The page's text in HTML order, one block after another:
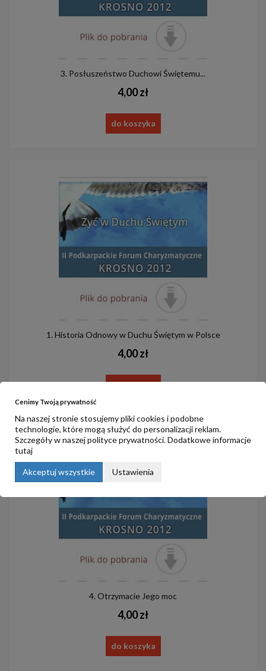
3. Posłuszeństwo Duchowi Świętemu...
4,00 zł
do koszyka
1. Historia Odnowy w Duchu Świętym w Polsce
4,00 zł
do koszyka
4. Otrzymacie Jego moc
4,00 zł
do koszyka
Cenimy Twoją prywatność
Na naszej stronie stosujemy pliki cookies i podobne
technologie, które mogą służyć do personalizacji reklam.
Szczegóły w naszejpolityce prywatności. Dodatkowe informacje
tutaj
Akceptuj wszystkie Ustawienia